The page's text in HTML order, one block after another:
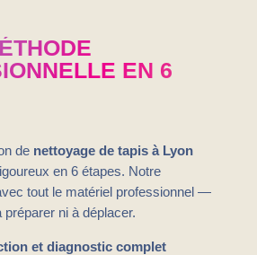
EN 6
de nettoyage de tapis à Lyon
en 6 étapes. Notre
tout le matériel professionnel —
ni à déplacer.
et diagnostic complet